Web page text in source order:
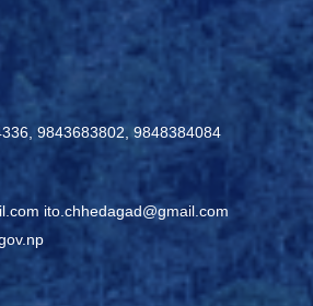
9843683802, 9848384084
ito.chhedagad@gmail.com